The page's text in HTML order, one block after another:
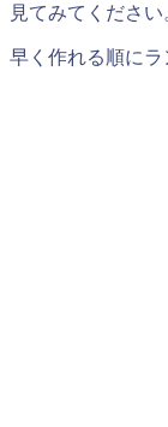
見てみてください
早く作れる順に